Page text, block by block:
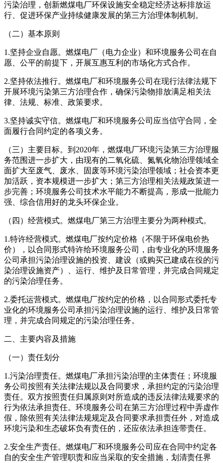
污染治理，创新燃煤电厂环保设施安全稳定经济达标排放运
行、促进环保产业持续健康发展的第三方治理体制机制。
（二）基本原则
1.坚持企业自愿。燃煤电厂（电力企业）和环境服务公司在自
愿、公平的前提下，开展互惠互利的市场化方式合作。
2.坚持依法推行。燃煤电厂和环境服务公司在现行法律法规下
开展环境污染第三方治理合作，确保污染物排放满足相关法
律、法规、标准、政策要求。
3.坚持诚实守信。燃煤电厂和环境服务公司应当信守合同，全
面履行合同约定的各项义务。
（三）主要目标。到2020年，燃煤电厂环境污染第三方治理服
务范围进一步扩大，由现有的二氧化硫、氮氧化物治理领域全
面扩大至废气、废水、固废等环境污染治理领域；社会资本更
加活跃，资本规模进一步扩大；第三方治理相关法规政策进一
步完善；环境服务公司技术水平能力不断提高，形成一批能力
强、综合信用好的龙头环保企业。
（四）经营模式。燃煤电厂第三方治理主要分为两种模式。
1.特许经营模式。燃煤电厂按约定价格（不限于环保电价热
价），以合同形式特许给环境服务公司，由专业化的环境服务
公司承担污染治理设施的投资、建设（或购买已建成在役的污
染治理设施资产）、运行、维护及日常管理，并完成合同规定
的污染治理任务。
2.委托运营模式。燃煤电厂按约定的价格，以合同形式委托专
业化的环境服务公司承担污染治理设施的运行、维护及日常管
理，并完成合同规定的污染治理任务。
二、主要内容及措施
（一）责任划分
1.污染治理责任。燃煤电厂承担污染治理的主体责任；环境服
务公司按照有关法律法规以及合同要求，承担约定的污染治理
责任。双方按照责任归属原则对所造成的违反法律法规要求的
行为依法承担责任。环境服务公司在第三方治理过程中弄虚作
假，除依照有关法律法规规定及合同要求承担责任外，对造成
环境污染和生态破坏负有责任的，还应依法承担连带责任。
2.安全生产责任。燃煤电厂和环境服务公司应在合同中约定各
自的安全生产管理职责和应当采取的安全措施，划清责任界